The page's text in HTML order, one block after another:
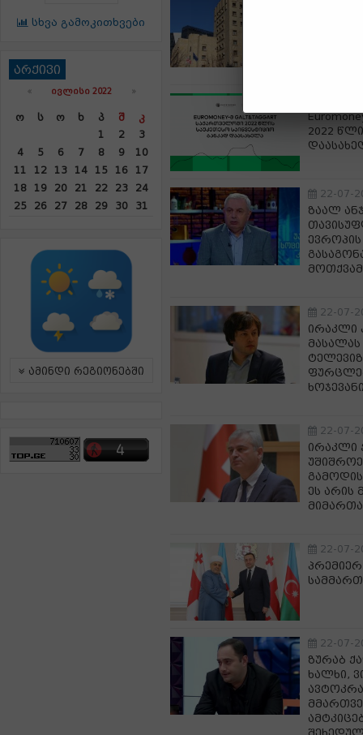
სხვა გამოკითხვები
არქივი
« ᲘᲕᲚᲘᲡᲘ 2022 »
Ო Ს Ო Ხ Პ Შ
Კ
1
2
3
4
5 6 7 8 9
10
11
12 13 14 15 16
17
18
19 20 21 22 23
24
25
26 27 28 29 30 31
ამინდი რეგიონებში
2022
22-07-
ზაალ
22-07-
ირაკლი
22-07-
ირაკლი
ეს არის
22-07-
22-07-
ზურაბ
ხალხი,